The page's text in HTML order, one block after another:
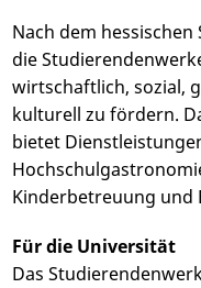
Nach dem
die
wirtschaftlich, sozial,
kulturell zu fördern.
bietet
Kinderbetreuung und
Für die Universität
Das